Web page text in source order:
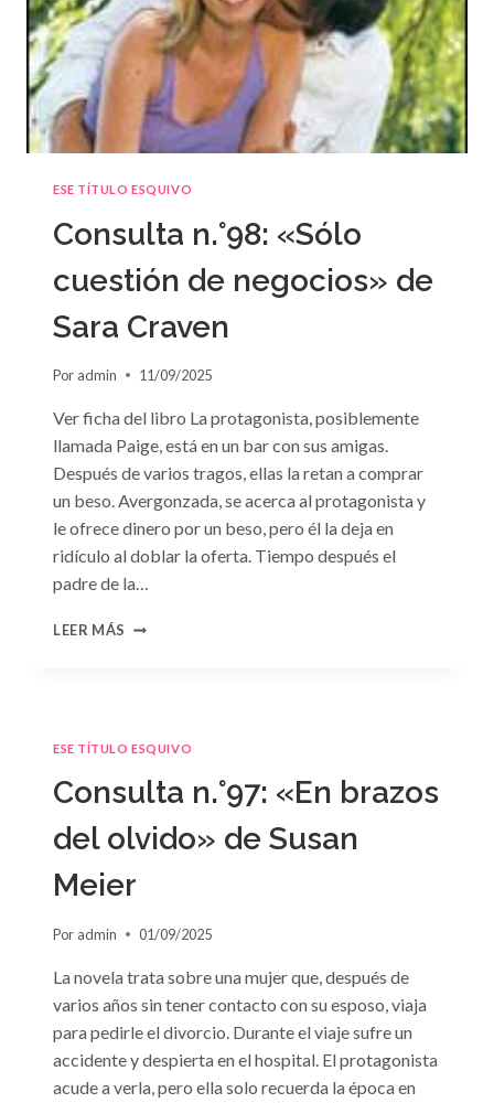
ESE TÍTULO ESQUIVO
Consulta n.°98: «Sólo
cuestión de negocios» de
Sara Craven
Por admin 11/09/2025
Ver ficha del libro La protagonista, posiblemente
llamada Paige, está en un bar con sus amigas.
Después de varios tragos, ellas la retan a comprar
un beso. Avergonzada, se acerca al protagonista y
le ofrece dinero por un beso, pero él la deja en
ridículo al doblar la oferta. Tiempo después el
padre de la…
LEER MÁS CONSULTA
NEGOCIOS»
SARA
CRAVEN
ESE TÍTULO ESQUIVO
Consulta n.°97: «En brazos
del olvido» de Susan
Meier
Por admin 01/09/2025
La novela trata sobre una mujer que, después de
varios años sin tener contacto con su esposo, viaja
para pedirle el divorcio. Durante el viaje sufre un
accidente y despierta en el hospital. El protagonista
acude a verla, pero ella solo recuerda la época en